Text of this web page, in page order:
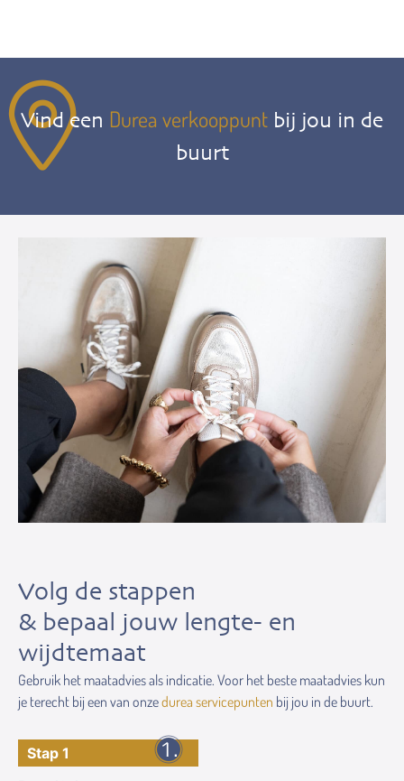
Vind een Durea verkooppunt bij jou in de
buurt
Volg de stappen
& bepaal jouw lengte- en
wijdtemaat
Gebruik het maatadvies als indicatie. Voor het beste maatadvies kun
je terecht bij een van onzedurea servicepunten bij jou in de buurt.
Stap 1